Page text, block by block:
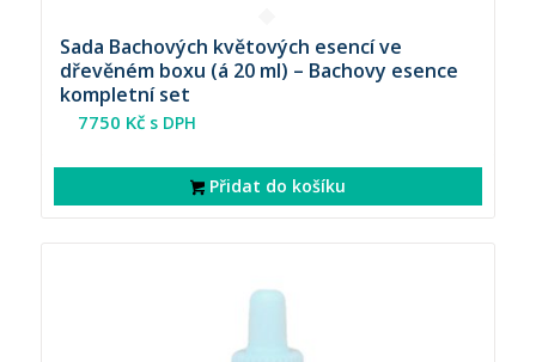
Sada Bachových květových esencí ve
dřevěném boxu (á 20 ml) – Bachovy esence
kompletní set
7750 Kč s DPH
Přidat do košíku